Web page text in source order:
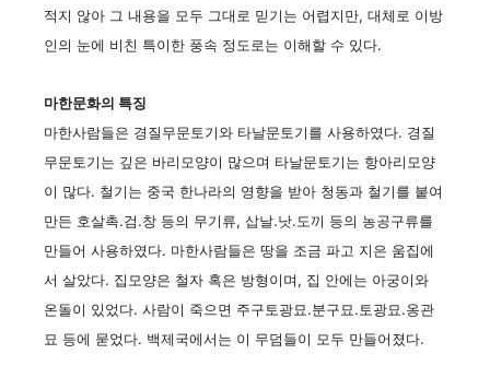
적지 않아 그 내용을 모두 그대로 믿기는 어렵지만, 대체로 이방
인의 눈에 비친 특이한 풍속 정도로는 이해할 수 있다.
마한문화의 특징
마한사람들은 경질무문토기와 타날문토기를 사용하였다. 경질
무문토기는 깊은 바리모양이 많으며 타날문토기는 항아리모양
이 많다. 철기는 중국 한나라의 영향을 받아 청동과 철기를 붙여
만든 호살촉.검.창 등의 무기류, 삽날.낫.도끼 등의 농공구류를
만들어 사용하였다. 마한사람들은 땅을 조금 파고 지은 움집에
서 살았다. 집모양은 철자 혹은 방형이며, 집 안에는 아궁이와
온돌이 있었다. 사람이 죽으면 주구토광묘.분구묘.토광묘.옹관
묘 등에 묻었다. 백제국에서는 이 무덤들이 모두 만들어졌다.